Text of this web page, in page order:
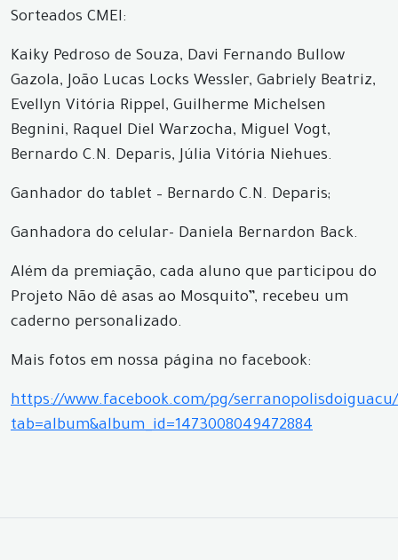
Sorteados CMEI:
Kaiky Pedroso de Souza, Davi Fernando Bullow
Gazola, João Lucas Locks Wessler, Gabriely Beatriz,
Evellyn Vitória Rippel, Guilherme Michelsen
Begnini, Raquel Diel Warzocha, Miguel Vogt,
Bernardo C.N. Deparis, Júlia Vitória Niehues.
Ganhador do tablet – Bernardo C.N. Deparis;
Ganhadora do celular- Daniela Bernardon Back.
Além da premiação, cada aluno que participou do
Projeto Não dê asas ao Mosquito”, recebeu um
caderno personalizado.
Mais fotos em nossa página no facebook:
https://www.facebook.com/pg/
tab=album&album_id=1473008049472884